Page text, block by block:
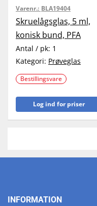
Varenr.: BLA19404
Skruelågsglas, 5 ml,
konisk bund, PFA
Antal / pk: 1
Kategori: Prøveglas
Bestillingsvare
Log ind for priser
INFORMATION